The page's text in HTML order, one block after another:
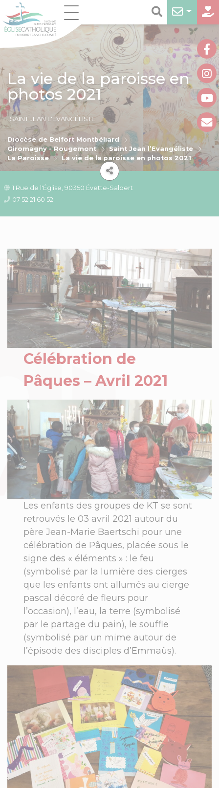
La vie de la paroisse en
photos 2021
SAINT JEAN L'ÉVANGÉLISTE
Diocèse de Belfort Montbéliard
Giromagny - Rougemont
Saint Jean l’Évangéliste
La Paroisse
La vie de la paroisse en photos 2021
1 Rue de l'Église, 90350 Évette-Salbert
07 52 21 60 52
Célébration de
Pâques – Avril 2021
Les enfants des groupes de KT se sont
retrouvés le 03 avril 2021 autour du
père Jean-Marie Baertschi pour une
célébration de Pâques, placée sous le
signe des « éléments » : le feu
(symbolisé par la lumière des cierges
que les enfants ont allumés au cierge
pascal décoré de fleurs pour
l’occasion), l’eau, la terre (symbolisé
par le partage du pain), le souffle
(symbolisé par un mime autour de
l’épisode des disciples d’Emmaüs).